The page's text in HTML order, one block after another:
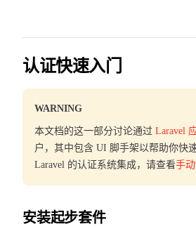
认证快速入门
WARNING
本文档的这一部分讨论通过 Laravel
户，其中包含 UI 脚手架以帮助你快
Laravel 的认证系统集成，请查看手
安装起步套件